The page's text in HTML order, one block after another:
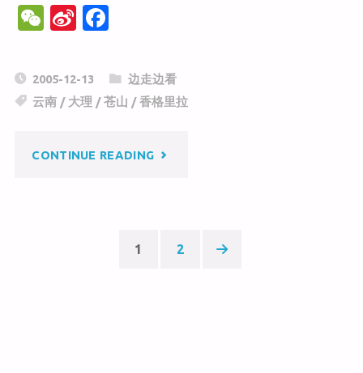
W
C
h
Si
a
W
b
c
e
o
2005-12-13
边走边看
云南 / 大理 /苍山 /香格里拉
CONTINUE READING"苍
1 2